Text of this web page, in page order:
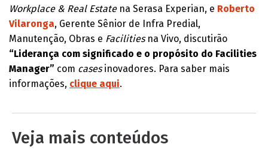
Workplace & Real Estatena Serasa Experian, e Roberto
Vilaronga, Gerente Sênior de Infra Predial,
Manutenção, Obras e Facilities na Vivo, discutirão
“Liderança com significado e o propósito do Facilities
Manager” com casesinovadores. Para saber mais
informações, clique aqui.
Veja mais conteúdos